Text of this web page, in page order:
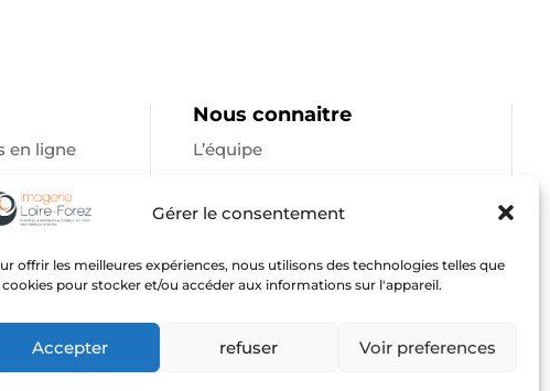
Gérer le consentement
offrir les meilleures expériences, nous utilisons des technologies telles que
cookies pour stocker et/ou accéder aux informations sur l'appareil.
Accepter refuser Voir preferences
en ligne
Nous connaitre
L’équipe
Peal Medicalby Peal Solutions